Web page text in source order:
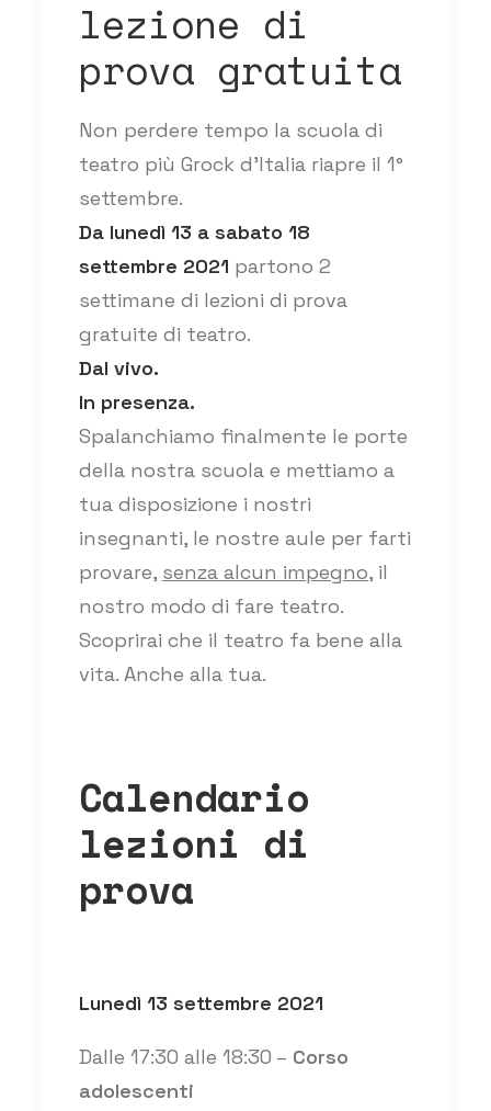
lezione di
prova gratuita
Non perdere tempo la scuola di
teatro più Grock d’Italia riapre il 1°
settembre.
Da lunedì 13 a sabato 18
settembre 2021 partono 2
settimane di lezioni di prova
gratuite di teatro.
Dal vivo.
In presenza.
Spalanchiamo finalmente le porte
della nostra scuola e mettiamo a
tua disposizione i nostri
insegnanti, le nostre aule per farti
provare, senza alcun impegno, il
nostro modo di fare teatro.
Scoprirai che il teatro fa bene alla
vita. Anche alla tua.
Calendario
lezioni di
prova
Lunedì 13 settembre 2021
Dalle 17:30 alle 18:30 – Corso
adolescenti